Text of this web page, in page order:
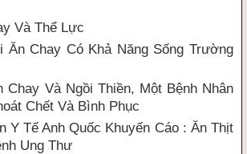
Và Thể Lực
Ăn Chay Có Khả Năng Sống Trường
Chay Và Ngồi Thiền, Một Bệnh Nhân
Chết Và Bình Phục
Y Tế Anh Quốc Khuyến Cáo : Ăn Thịt
Ung Thư